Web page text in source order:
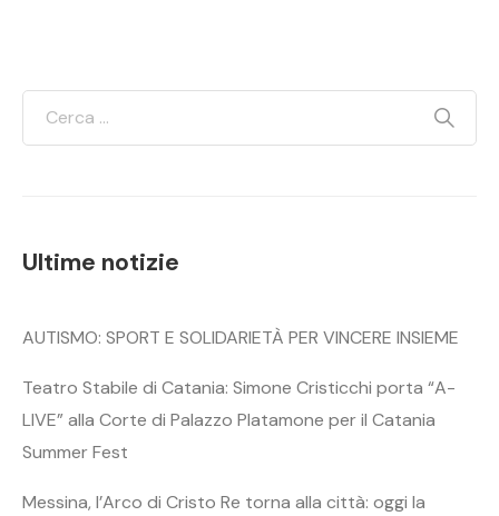
Ultime notizie
AUTISMO: SPORT E SOLIDARIETÀ PER VINCERE INSIEME
Teatro Stabile di Catania: Simone Cristicchi porta “A-
LIVE” alla Corte di Palazzo Platamone per il Catania
Summer Fest
Messina, l’Arco di Cristo Re torna alla città: oggi la